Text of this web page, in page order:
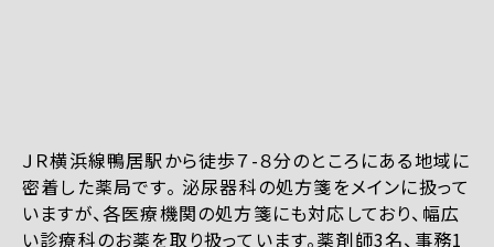
ＪＲ横浜線鴨居駅から徒歩７-８分のところにある地域に
密着した薬局です。 泌尿器科の処方箋をメインに扱って
いますが、各医療機関の処方箋にも対応しており、幅広
い診療科のお薬を取り扱っています。薬剤師3名、事務1